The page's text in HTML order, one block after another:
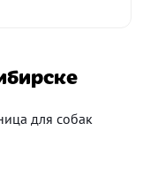
для собак